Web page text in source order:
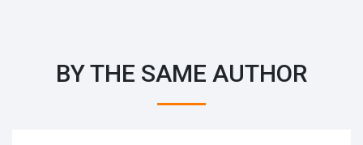
BY THE SAME AUTHOR